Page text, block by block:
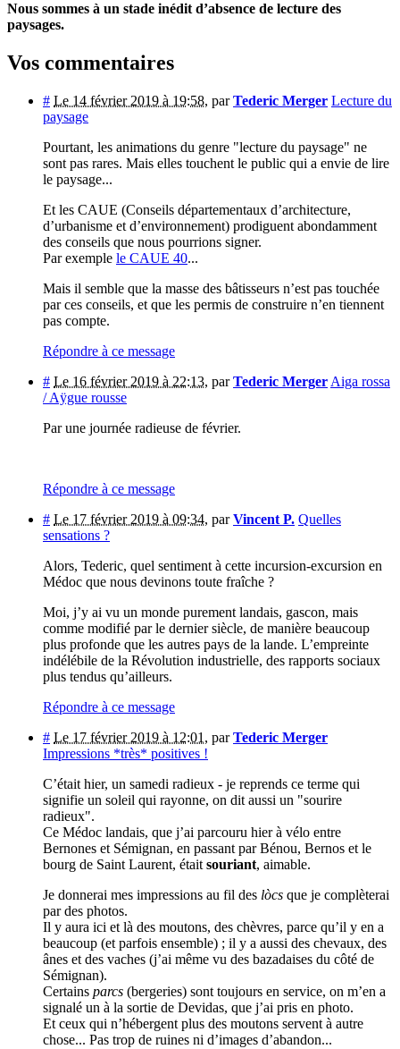
Nous sommes à un stade inédit d’absence de lecture des
paysages.
Vos commentaires
# Le 14 février 2019 à 19:58, parTederic Merger Lecture du
paysage
Pourtant, les animations du genre "lecture du paysage" ne
sont pas rares. Mais elles touchent le public qui a envie de lire
le paysage...
Et les CAUE (Conseils départementaux d’architecture,
d’urbanisme et d’environnement) prodiguent abondamment
des conseils que nous pourrions signer.
Par exemple le CAUE 40...
Mais il semble que la masse des bâtisseurs n’est pas touchée
par ces conseils, et que les permis de construire n’en tiennent
pas compte.
Répondre à ce message
# Le 16 février 2019 à 22:13, parTederic Merger Aiga rossa
/ Aÿgue rousse
Par une journée radieuse de février.
Répondre à ce message
# Le 17 février 2019 à 09:34, parVincent P. Quelles
sensations ?
Alors, Tederic, quel sentiment à cette incursion-excursion en
Médoc que nous devinons toute fraîche ?
Moi, j’y ai vu un monde purement landais, gascon, mais
comme modifié par le dernier siècle, de manière beaucoup
plus profonde que les autres pays de la lande. L’empreinte
indélébile de la Révolution industrielle, des rapports sociaux
plus tendus qu’ailleurs.
Répondre à ce message
# Le 17 février 2019 à 12:01 , parTederic Merger
Impressions *très* positives !
C’était hier, un samedi radieux - je reprends ce terme qui
signifie un soleil qui rayonne, on dit aussi un "sourire
radieux".
Ce Médoc landais, que j’ai parcouru hier à vélo entre
Bernones et Sémignan, en passant par Bénou, Bernos et le
bourg de Saint Laurent, était souriant, aimable.
Je donnerai mes impressions au fil des lòcs que je complèterai
par des photos.
Il y aura ici et là des moutons, des chèvres, parce qu’il y en a
beaucoup (et parfois ensemble) ; il y a aussi des chevaux, des
ânes et des vaches (j’ai même vu des bazadaises du côté de
Sémignan).
Certains parcs (bergeries) sont toujours en service, on m’en a
signalé un à la sortie de Devidas, que j’ai pris en photo.
Et ceux qui n’hébergent plus des moutons servent à autre
chose... Pas trop de ruines ni d’images d’abandon...